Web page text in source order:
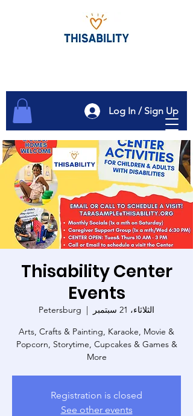
Log In / Sign Up
Thisability Center
Events
الثلاثاء، 21 سبتمبر
  |
Petersburg
Arts, Crafts & Painting, Karaoke, Movie &
Popcorn, Storytime, Cupcakes & Games &
More
Registration is closed
See other events